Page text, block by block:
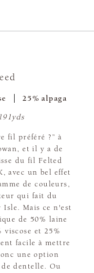
25% alpaga
fil préféré ?” à
et il y a de
du fil Felted
avec un bel effet
de couleurs,
qui fait du
Mais ce n'est
de 50% laine
viscose et 25%
facile à mettre
une option
dentelle. Ou